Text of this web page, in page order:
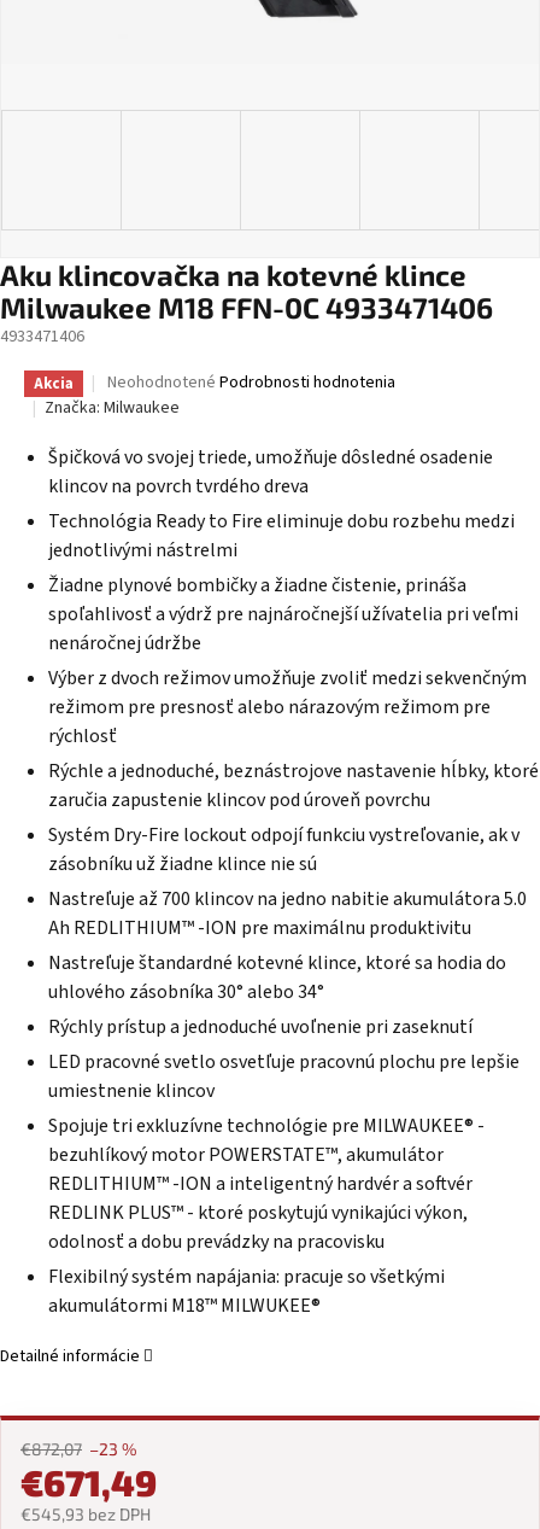
Aku klincovačka na kotevné klince
Milwaukee M18 FFN-0C 4933471406
4933471406
Akcia
Priemerné
hodnotenie
je
z
5
hviezdičiek.
Neohodnotené Podrobnosti hodnotenia
Značka: Milwaukee
Špičková vo svojej triede, umožňuje dôsledné osadenie
klincov na povrch tvrdého dreva
Technológia Ready to Fire eliminuje dobu rozbehu medzi
jednotlivými nástrelmi
Žiadne plynové bombičky a žiadne čistenie, prináša
spoľahlivosť a výdrž pre najnáročnejší užívatelia pri veľmi
nenáročnej údržbe
Výber z dvoch režimov umožňuje zvoliť medzi sekvenčným
režimom pre presnosť alebo nárazovým režimom pre
rýchlosť
Rýchle a jednoduché, beznástrojove nastavenie hĺbky, ktoré
zaručia zapustenie klincov pod úroveň povrchu
Systém Dry-Fire lockout odpojí funkciu vystreľovanie, ak v
zásobníku už žiadne klince nie sú
Nastreľuje až 700 klincov na jedno nabitie akumulátora 5.0
Ah REDLITHIUM™ -ION pre maximálnu produktivitu
Nastreľuje štandardné kotevné klince, ktoré sa hodia do
uhlového zásobníka 30° alebo 34°
Rýchly prístup a jednoduché uvoľnenie pri zaseknutí
LED pracovné svetlo osvetľuje pracovnú plochu pre lepšie
umiestnenie klincov
Spojuje tri exkluzívne technológie pre MILWAUKEE® -
bezuhlíkový motor POWERSTATE™, akumulátor
REDLITHIUM™ -ION a inteligentný hardvér a softvér
REDLINK PLUS™ - ktoré poskytujú vynikajúci výkon,
odolnosť a dobu prevádzky na pracovisku
Flexibilný systém napájania: pracuje so všetkými
akumulátormi M18™ MILWUKEE®
Detailné informácie
€872,07 –23 %
€671,49
€545,93 bez DPH